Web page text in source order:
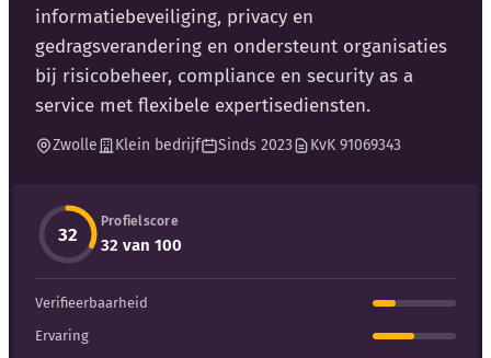
Woordenboek
Auteurs
informatiebeveiliging, privacy en
gedragsverandering en ondersteunt organisaties
bij risicobeheer, compliance en security as a
service met flexibele expertisediensten.
Zwolle Klein bedrijf Sinds 2023 KvK 91069343
32
Profielscore
32 van 100
Verifieerbaarheid
Ervaring